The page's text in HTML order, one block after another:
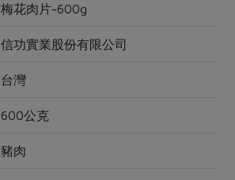
梅花肉片-600g
信功實業股份有限公司
台灣
600公克
豬肉